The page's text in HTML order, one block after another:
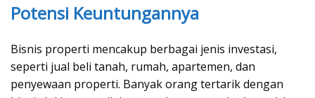
Potensi Keuntungannya
Bisnis properti mencakup berbagai jenis investasi,
seperti jual beli tanah, rumah, apartemen, dan
penyewaan properti. Banyak orang tertarik dengan